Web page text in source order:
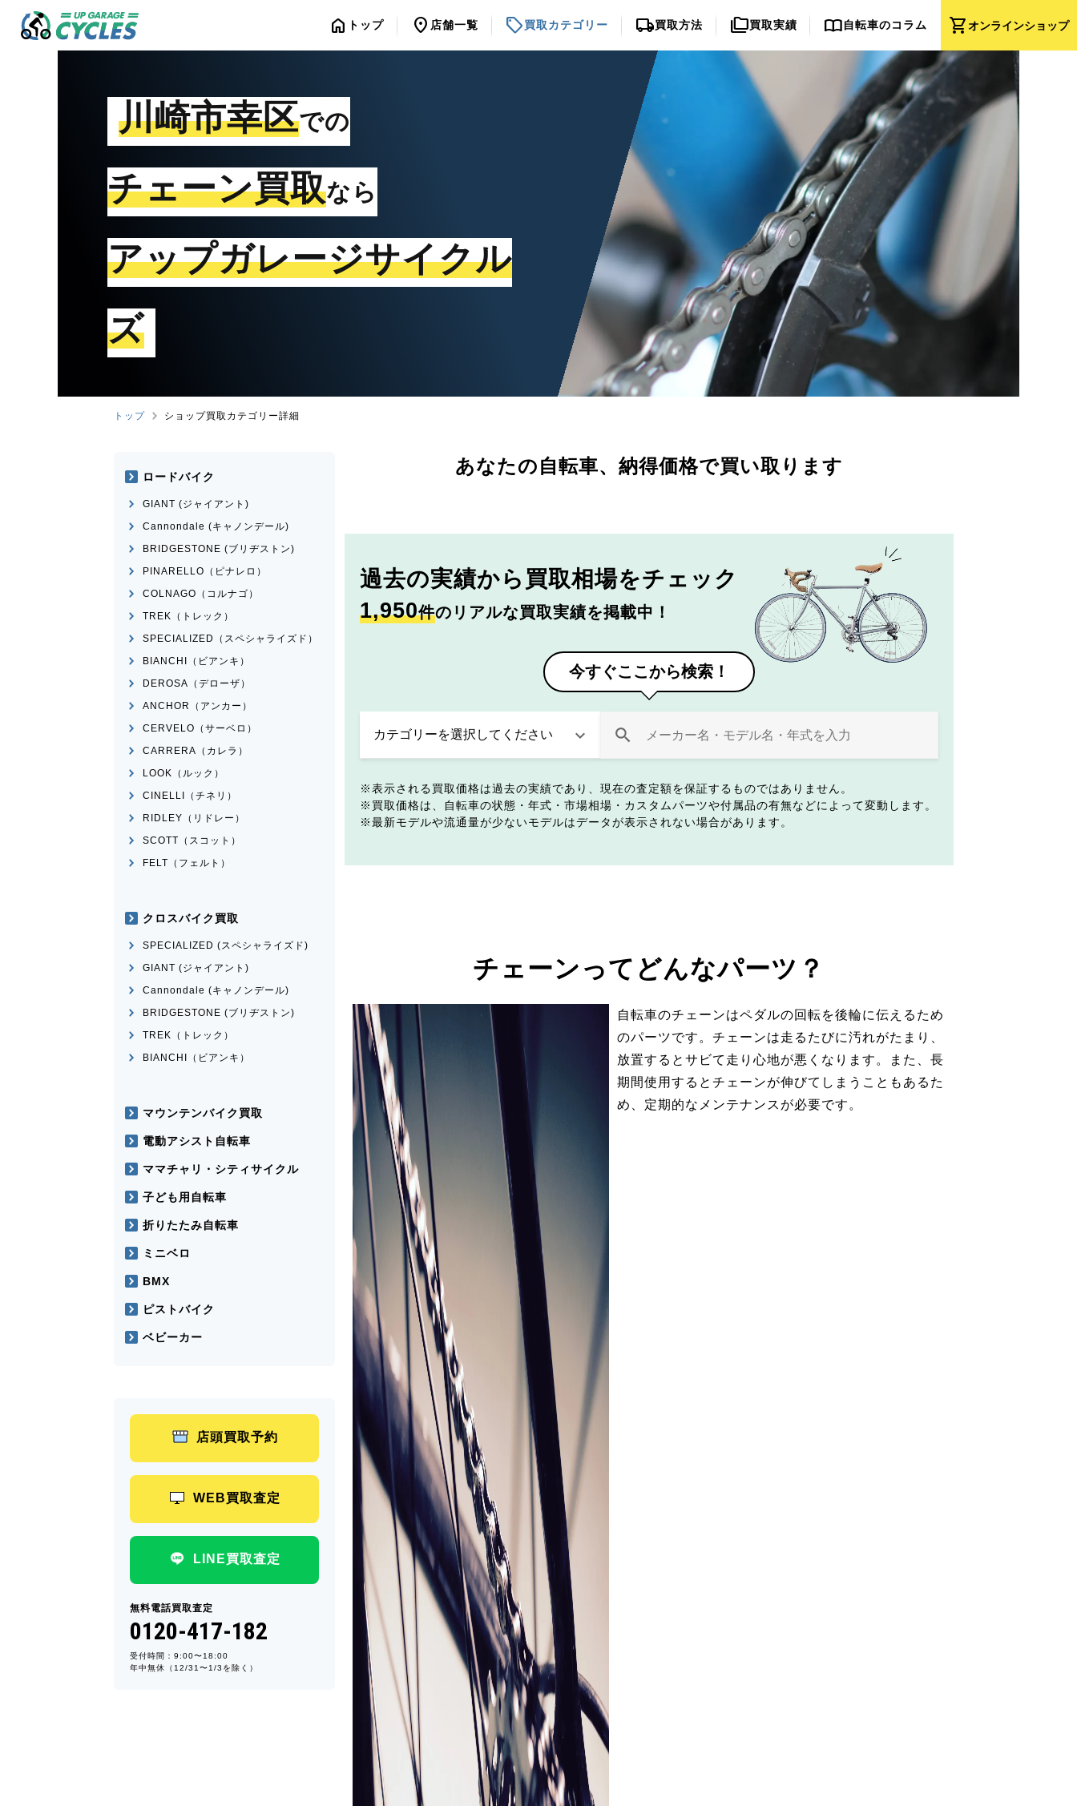
shopping_cartオンラインショップ
home トップ location_on 店舗一覧 sell買取カテゴリー local_shipping買取方法 folder_copy買取実績 import_contacts自転車のコラム
川崎市幸区での
チェーン買取なら
アップガレージサイクル
ズ
トップ ショップ買取カテゴリー詳細
あなたの自転車、 納得価格で買い取ります
過去の実績から 買取相場をチェック
1,950件のリアルな買取実績を掲載中！
今すぐここから検索！
表示される買取価格は過去の実績であり、現在の査定額を保証するものではありません。
買取価格は、自転車の状態・年式・市場相場・カスタムパーツや付属品の有無などによって変動します。
最新モデルや流通量が少ないモデルはデータが表示されない場合があります。
チェーンってどんなパーツ？
自転車のチェーンはペダルの回転を後輪に伝えるため
のパーツです。チェーンは走るたびに汚れがたまり、
放置するとサビて走り心地が悪くなります。また、長
期間使用するとチェーンが伸びてしまうこともあるた
め、定期的なメンテナンスが必要です。
ロードバイク
GIANT (ジャイアント)
Cannondale (キャノンデール)
BRIDGESTONE (ブリヂストン)
PINARELLO（ピナレロ）
COLNAGO（コルナゴ）
TREK（トレック）
SPECIALIZED（スペシャライズド）
BIANCHI（ビアンキ）
DEROSA（デローザ）
ANCHOR（アンカー）
CERVELO（サーベロ）
CARRERA（カレラ）
LOOK（ルック）
CINELLI（チネリ）
RIDLEY（リドレー）
SCOTT（スコット）
FELT（フェルト）
クロスバイク買取
SPECIALIZED (スペシャライズド)
GIANT (ジャイアント)
Cannondale (キャノンデール)
BRIDGESTONE (ブリヂストン)
TREK（トレック）
BIANCHI（ビアンキ）
マウンテンバイク買取
電動アシスト自転車
ママチャリ・シティサイクル
子ども用自転車
折りたたみ自転車
ミニベロ
BMX
ピストバイク
ベビーカー
店頭買取予約
WEB買取査定
LINE買取査定
無料電話買取査定
0120-417-182
受付時間：9:00〜18:00
年中無休（12/31〜1/3を除く）